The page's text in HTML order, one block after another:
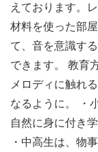
えております。
材料を使った部
て、音を意識す
できます。 教育
メロディに触れ
なるように。 ・
自然に身に付き
・中高生は、物